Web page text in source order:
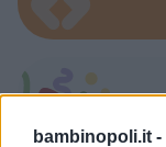
bambinopoli.it -